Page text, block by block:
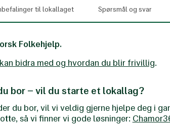
til lokallaget Spørsmål og svar
Folkehjelp.
bidra med og hvordan du blir frivillig.
bor – vil du starte et lokallag?
du bor, vil vi veldig gjerne hjelpe deg i
så vi finner vi gode løsninger: